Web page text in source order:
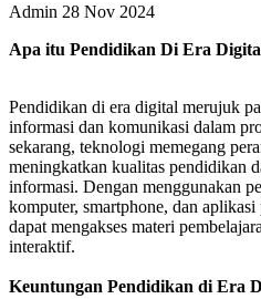
Admin 28 Nov 2024
Apa itu Pendidikan Di Era
Pendidikan di era digital merujuk
informasi dan komunikasi dalam
sekarang, teknologi memegang
meningkatkan kualitas pendidikan
informasi. Dengan menggunakan
komputer, smartphone, dan
dapat mengakses materi
interaktif.
Keuntungan Pendidikan di Era